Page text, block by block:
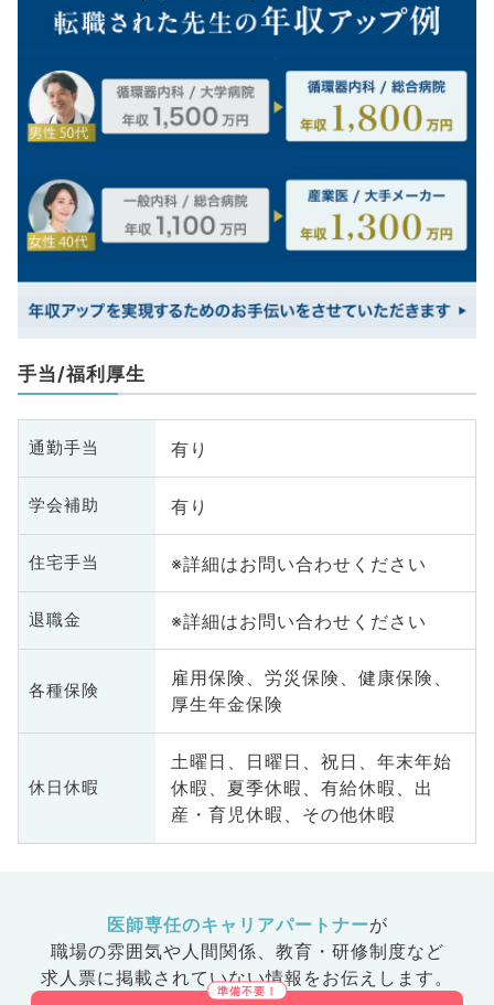
手当/福利厚生
通勤手当 有り
学会補助 有り
住宅手当 ※詳細はお問い合わせください
退職金 ※詳細はお問い合わせください
各種保険
雇用保険、労災保険、健康保険、
厚生年金保険
休日休暇
土曜日、日曜日、祝日、年末年始
休暇、夏季休暇、有給休暇、出
産・育児休暇、その他休暇
医師専任のキャリアパートナーが
職場の雰囲気や人間関係、 教育・研修制度など
求人票に掲載されていない情報をお伝えします。